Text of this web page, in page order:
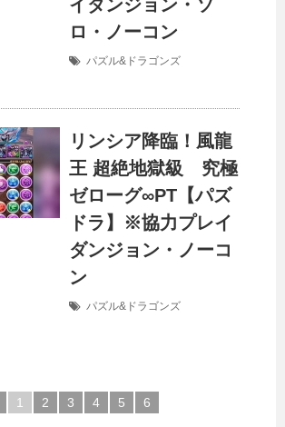
イダンジョン・ソ
ロ・ノーコン
パズル&ドラゴンズ
リンシア降臨！風龍
王 超絶地獄級 究極
ゼローグ∞PT【パズ
ドラ】※協力プレイ
ダンジョン・ノーコ
ン
パズル&ドラゴンズ
1 2 3 4 5 6